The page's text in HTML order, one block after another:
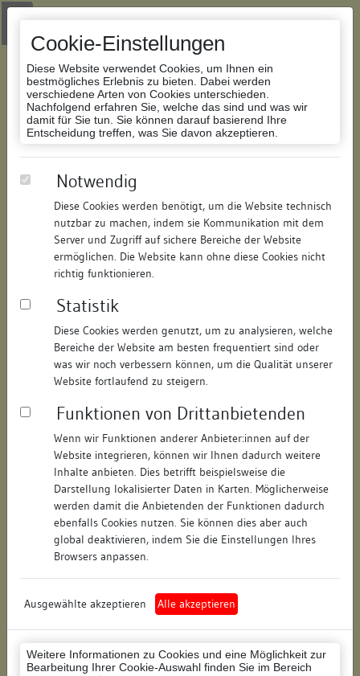
Cookie-Einstellungen
Diese Website verwendet Cookies, um Ihnen ein
bestmögliches Erlebnis zu bieten. Dabei werden
verschiedene Arten von Cookies unterschieden.
Nachfolgend erfahren Sie, welche das sind und was wir
damit für Sie tun. Sie können darauf basierend Ihre
Entscheidung treffen, was Sie davon akzeptieren.
Notwendig
Diese Cookies werden benötigt, um die Website technisch
nutzbar zu machen, indem sie Kommunikation mit dem
Server und Zugriff auf sichere Bereiche der Website
ermöglichen. Die Website kann ohne diese Cookies nicht
richtig funktionieren.
Statistik
Diese Cookies werden genutzt, um zu analysieren, welche
Bereiche der Website am besten frequentiert sind oder
was wir noch verbessern können, um die Qualität unserer
Website fortlaufend zu steigern.
Funktionen von Drittanbietenden
Wenn wir Funktionen anderer Anbieter:innen auf der
Website integrieren, können wir Ihnen dadurch weitere
Inhalte anbieten. Dies betrifft beispielsweise die
Darstellung lokalisierter Daten in Karten. Möglicherweise
werden damit die Anbietenden der Funktionen dadurch
ebenfalls Cookies nutzen. Sie können dies aber auch
global deaktivieren, indem Sie die Einstellungen Ihres
Browsers anpassen.
Ausgewählte akzeptieren Alle akzeptieren
Weitere Informationen zu Cookies und eine Möglichkeit zur
Bearbeitung Ihrer Cookie-Auswahl finden Sie im Bereich
Zur Navigation springen
Zum Inhalt der Website springen
Datenbank Bauforschung/Restaurierung
127145760716/Datum:04.05.2016
Datenbestand:
Bauforschung und Restaurierung
Als PDF herunterladen:
Objektdaten
Straße: Vorstadt
Hausnummer: 6
Postleitzahl: 74354
Stadt-Teilort: Besigheim
Regierungsbezirk: Stuttgart
Ludwigsburg (Landkreis)
Wohnplatzschlüssel: 8118007001
Flurstücknummer: keine
Historischer Straßenname: keiner
Lage des Wohnplatzes: